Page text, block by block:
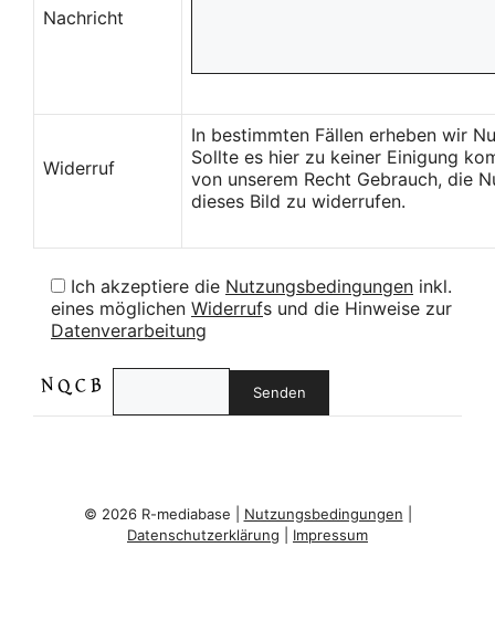
Nachricht
Widerruf
In bestimmten Fällen erheben wir
Sollte es hier zu keiner Einigung
von unserem Recht Gebrauch, die
dieses Bild zu widerrufen.
Ich akzeptiere die Nutzungsbedingungen inkl.
eines möglichen Widerrufs und die Hinweise zur
Datenverarbeitung
© 2026 R-mediabase | Nutzungsbedingungen
Datenschutzerklärung
Impressum